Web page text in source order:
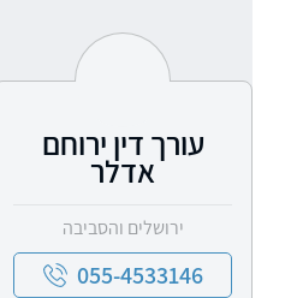
עורך דין ירוחם
אדלר
ירושלים והסביבה
055-4533146